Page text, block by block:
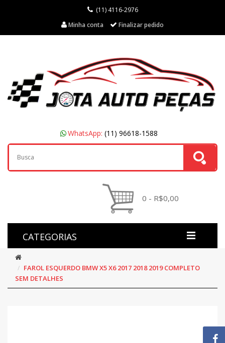
(11) 4116-2976
Minha conta
Finalizar pedido
WhatsApp: (11) 96618-1588
0 - R$0,00
CATEGORIAS
FAROL ESQUERDO BMW X5 X6 2017 2018 2019 COMPLETO
SEM DETALHES